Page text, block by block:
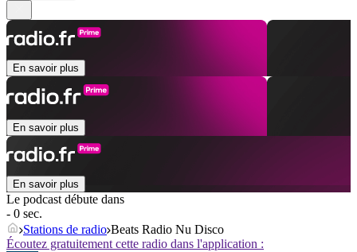
En savoir plus
En savoir plus
En savoir plus
Le podcast débute dans
- 0 sec.
Stations de radio Beats Radio Nu Disco
Écoutez gratuitement cette radio dans l'application :